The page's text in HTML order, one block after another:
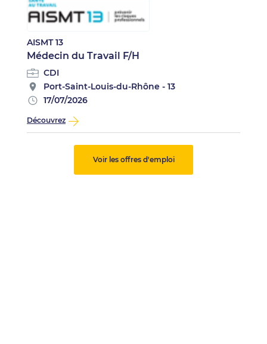
AISMT 13
Médecin du Travail F/H
CDI
Port-Saint-Louis-du-Rhône - 13
17/07/2026
Découvrez
Voir les offres d'emploi